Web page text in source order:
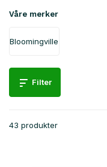
Våre merker
Bloomingville
Filter
43 produkter